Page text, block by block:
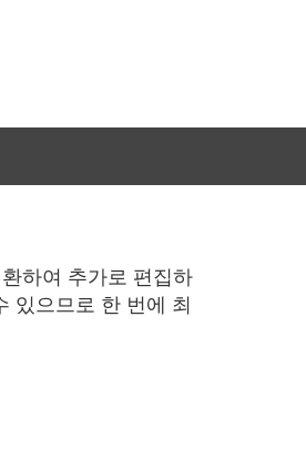
하여 추가로 편집하
있으므로 한 번에 최